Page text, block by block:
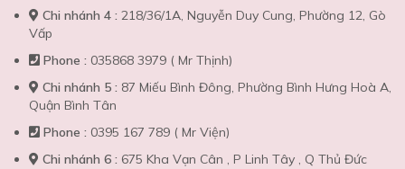
Chi nhánh 4 : 218/36/1A, Nguyễn Duy Cung, Phường 12, Gò
Vấp
Phone : 035868 3979 ( Mr Thịnh)
Chi nhánh 5 : 87 Miếu Bình Đông, Phường Bình Hưng Hoà A,
Quận Bình Tân
Phone : 0395 167 789 ( Mr Viện)
Chi nhánh 6 : 675 Kha Vạn Cân , P Linh Tây , Q Thủ Đức